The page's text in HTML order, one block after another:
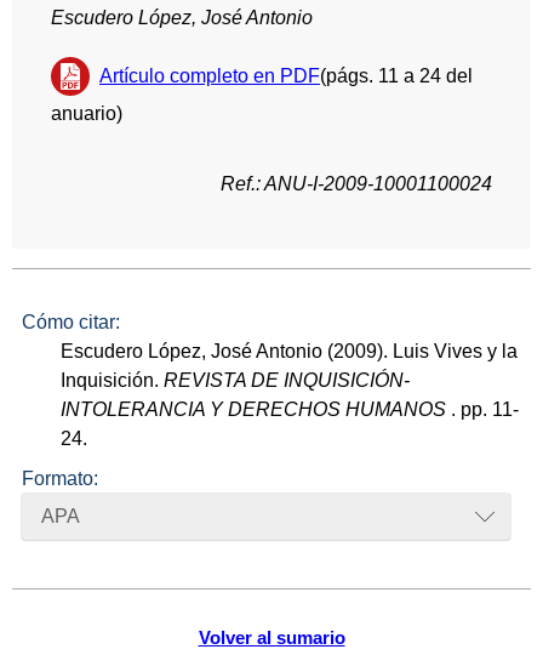
Volver al sumario
Escudero López, José Antonio
Artículo completo en PDF(págs. 11 a 24 del
anuario)
Ref.: ANU-I-2009-10001100024
Cómo citar:
Escudero López, José Antonio (2009). Luis Vives y la
Inquisición.REVISTA DE INQUISICIÓN-
INTOLERANCIA Y DERECHOS HUMANOS . pp. 11-
24.
Formato:
APA